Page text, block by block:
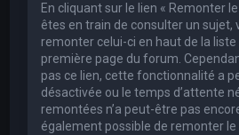
En cliquant sur le lien « Remonter
êtes en train de consulter un sujet,
remonter celui-ci en haut de la liste
première page du forum.
pas ce lien, cette fonctionnalité a
désactivée ou le temps d’attente
remontées n’a peut-être pas
également possible de remonter